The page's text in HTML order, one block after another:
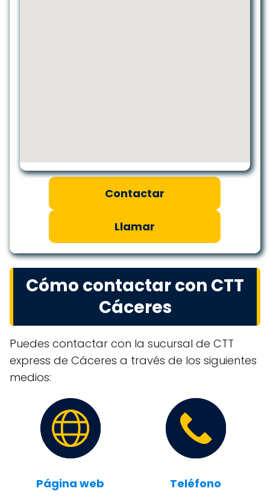
Contactar
Llamar
Cómo contactar con CTT
Cáceres
Puedes contactar con la sucursal de CTT
express de Cáceres a través de los siguientes
medios:
Página web Teléfono